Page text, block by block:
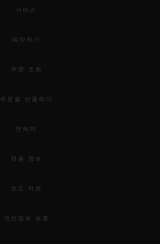
서비스
예약하기
주문 조회
주문을 반품하다
연락처
채용 정보
보도 자료
개인정보 보호